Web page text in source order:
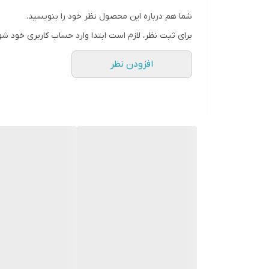
شما هم درباره این محصول نظر خود را بنویسید.
برای ثبت نظر، لازم است ابتدا وارد حساب کاربری خود
افزودن نظر